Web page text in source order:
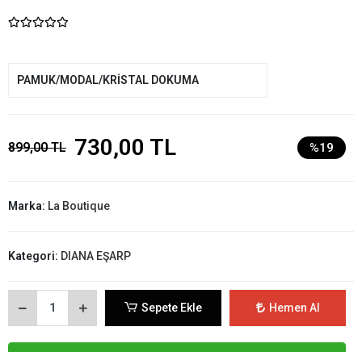
PAMUK/MODAL/KRİSTAL DOKUMA
899,00 TL 730,00 TL %19
Marka: La Boutique
Kategori: DIANA EŞARP
Sepete Ekle Hemen Al